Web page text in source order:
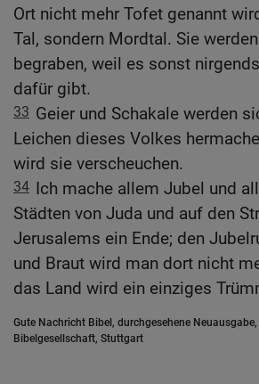
Ort nicht mehr Tofet genannt
Tal, sondern Mordtal. Sie
begraben, weil es sonst
dafür gibt.
33 Geier und Schakale werden
Leichen dieses Volkes
wird sie verscheuchen.
34 Ich mache allem Jubel und
Städten von Juda und auf den
Jerusalems ein Ende; den
und Braut wird man dort nicht
das Land wird ein einziges
Gute Nachricht Bibel, durchgesehene
Bibelgesellschaft, Stuttgart